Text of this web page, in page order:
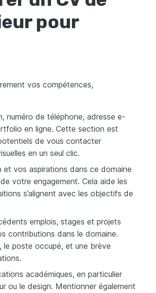
pour
vos compétences,
numéro de téléphone, adresse e-
en ligne. Cette section est
de vous contacter
en un seul clic.
vos aspirations dans ce domaine
votre engagement. Cela aide les
s’alignent avec les objectifs de
emplois, stages et projets
contributions dans le domaine.
le poste occupé, et une brève
académiques, en particulier
ou le design. Mentionner également